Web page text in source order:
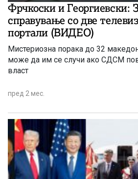
Фрчкоски и Георгиевски:
справување со две
портали (ВИДЕО)
Мистериозна порака до 32
може да им се случи ако СДСМ
власт
пред 2 мес.